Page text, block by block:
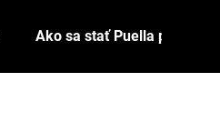
Ako sa stať Puella partnerom